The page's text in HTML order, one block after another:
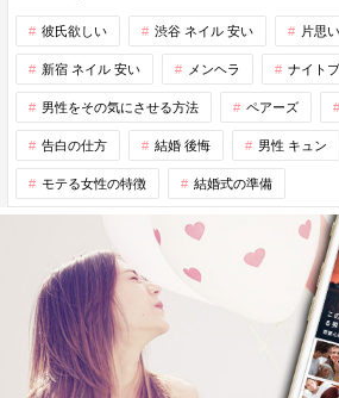
彼氏欲しい 渋谷 ネイル 安い 片思
新宿 ネイル 安い メンヘラ ナイト
男性をその気にさせる方法 ペアーズ
告白の仕方 結婚 後悔 男性 キュン
モテる女性の特徴 結婚式の準備